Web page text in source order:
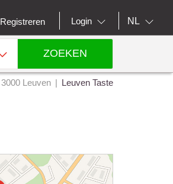
Registreren Login NL
ZOEKEN
3000 Leuven Leuven Taste